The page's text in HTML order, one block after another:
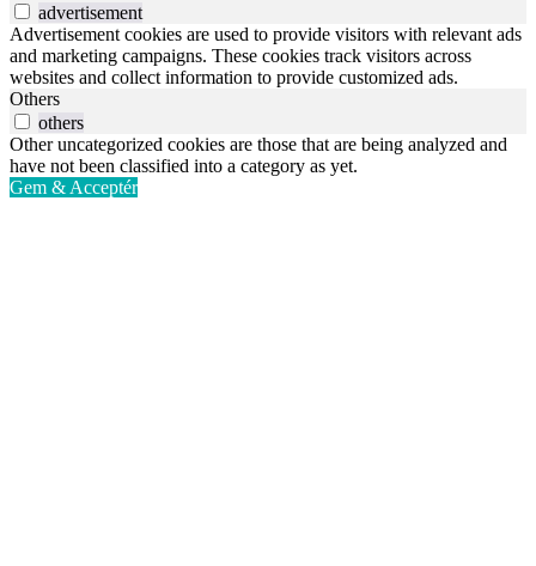
advertisement
Advertisement cookies are used to provide visitors with relevant ads
and marketing campaigns. These cookies track visitors across
websites and collect information to provide customized ads.
Others
others
Other uncategorized cookies are those that are being analyzed and
have not been classified into a category as yet.
Gem & Acceptér